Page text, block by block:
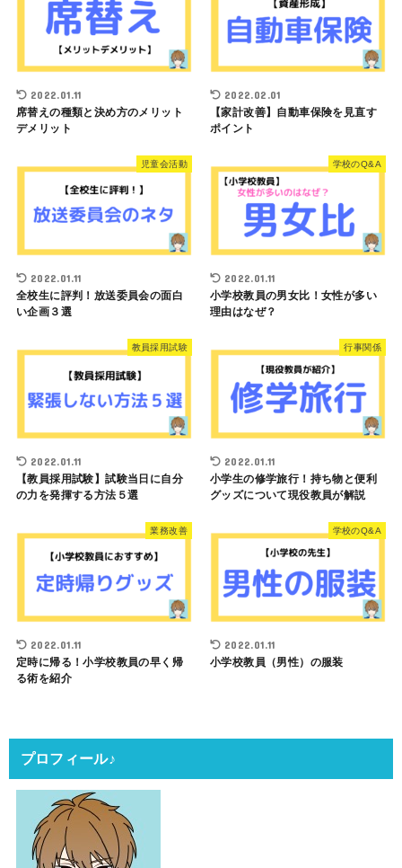
2022.01.11
席替えの種類と決め方のメリット
デメリット
2022.02.01
【家計改善】自動車保険を見直す
ポイント
児童会活動
2022.01.11
全校生に評判！放送委員会の面白
い企画３選
学校のQ&A
2022.01.11
小学校教員の男女比！女性が多い
理由はなぜ？
教員採用試験
2022.01.11
【教員採用試験】試験当日に自分
の力を発揮する方法５選
行事関係
2022.01.11
小学生の修学旅行！持ち物と便利
グッズについて現役教員が解説
業務改善
2022.01.11
定時に帰る！小学校教員の早く帰
る術を紹介
学校のQ&A
2022.01.11
小学校教員（男性）の服装
プロフィール♪